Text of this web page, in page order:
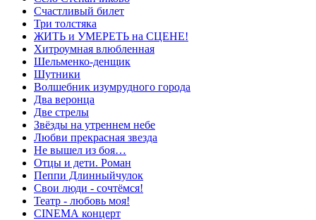
Счастливый билет
Три толстяка
ЖИТЬ и УМЕРЕТЬ на СЦЕНЕ!
Хитроумная влюбленная
Шельменко-денщик
Шутники
Волшебник изумрудного города
Два веронца
Две стрелы
Звёзды на утреннем небе
Любви прекрасная звезда
Не вышел из боя…
Отцы и дети. Роман
Пеппи Длинныйчулок
Свои люди - сочтёмся!
Театр - любовь моя!
СINЕМА концерт